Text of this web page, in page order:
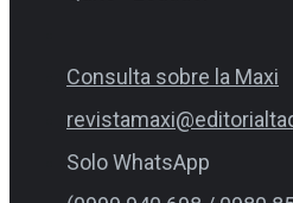
Consulta sobre la Maxi
Solo WhatsApp